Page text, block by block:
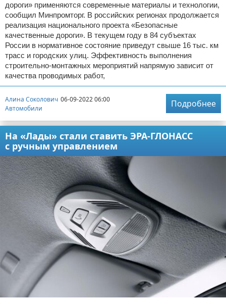
дороги» применяются современные материалы и технологии,
сообщил Минпромторг. В российских регионах продолжается
реализация национального проекта «Безопасные
качественные дороги». В текущем году в 84 субъектах
России в нормативное состояние приведут свыше 16 тыс. км
трасс и городских улиц. Эффективность выполнения
строительно-монтажных мероприятий напрямую зависит от
качества проводимых работ,
Алина Соколович 06-09-2022 06:00
Автомобили
Подробнее
На «Лады» стали ставить ЭРА-ГЛОНАСС
с ручным управлением